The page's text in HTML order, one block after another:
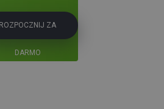
ROZPOCZNIJ ZA
DARMO